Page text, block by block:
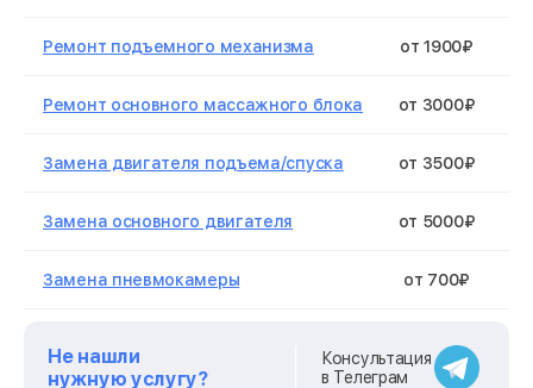
Ремонт подъемного механизма от 1900₽
Ремонт основного массажного блока от 3000₽
Замена двигателя подъема/спуска от 3500₽
Замена основного двигателя от 5000₽
Замена пневмокамеры от 700₽
Не нашли
нужную услугу?
Консультация
в Телеграм